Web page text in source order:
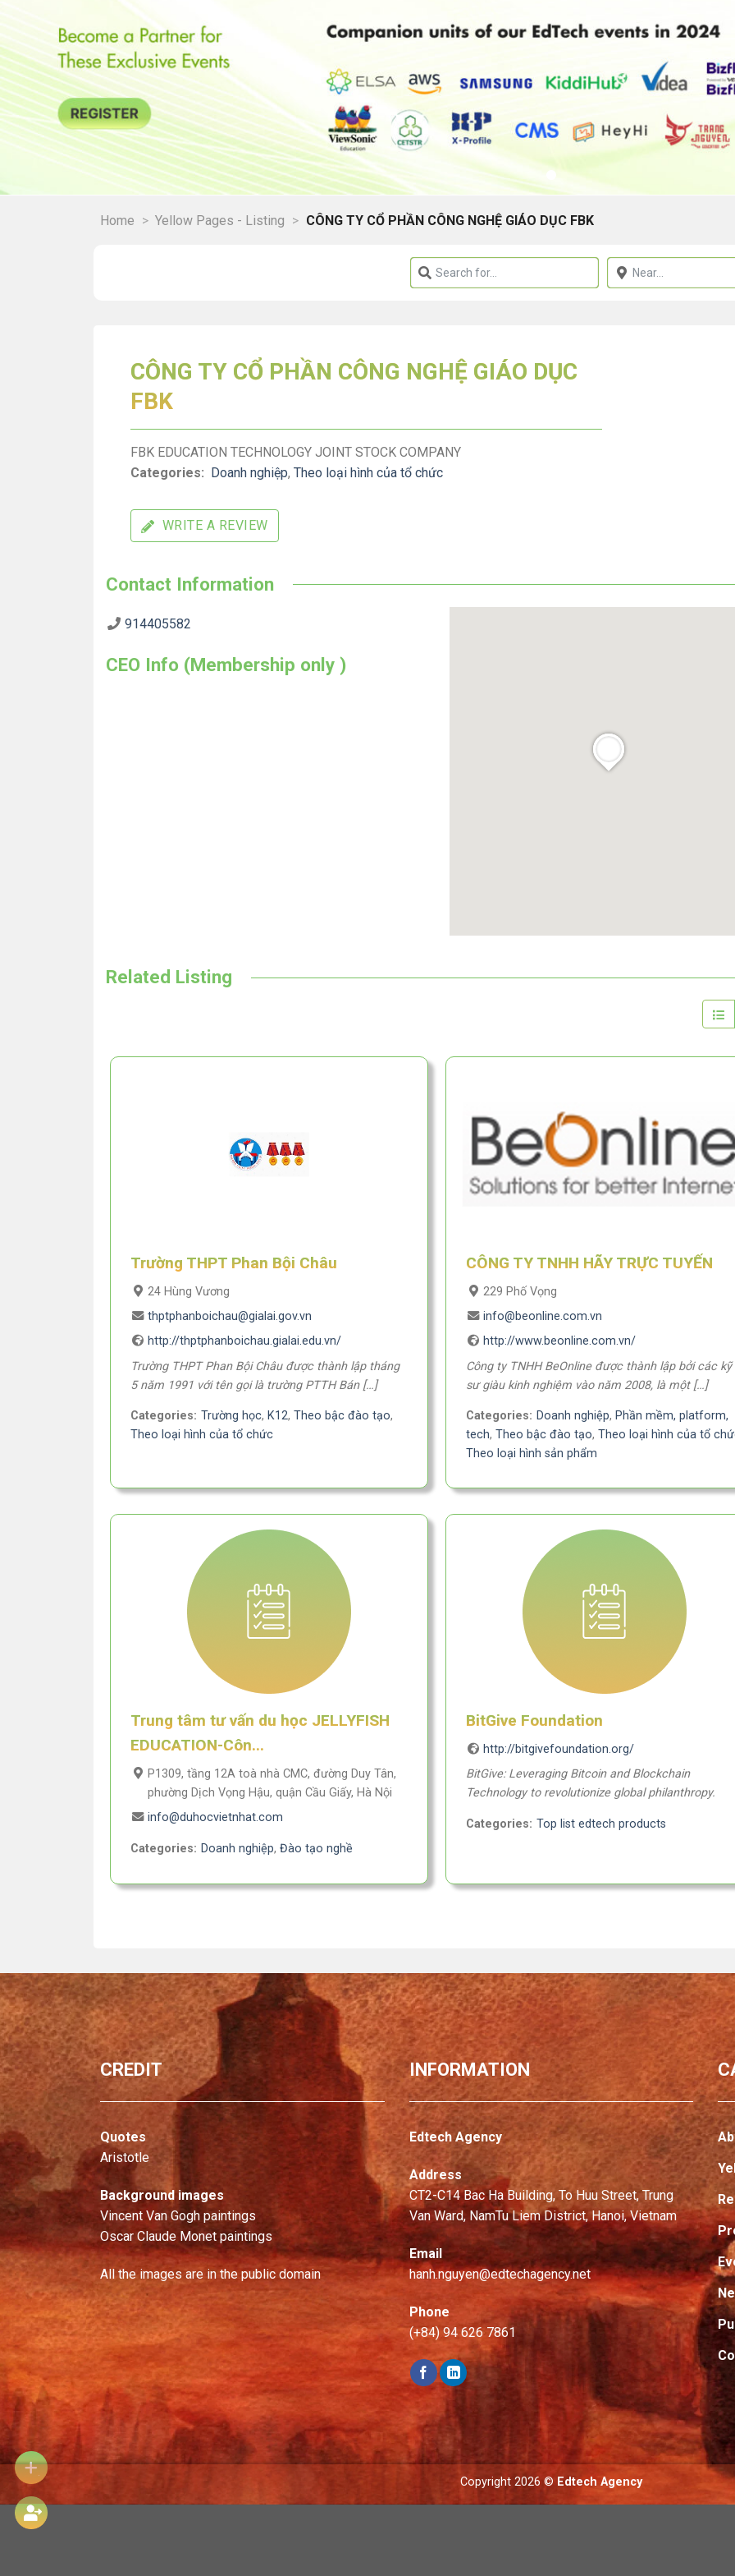
Home > Yellow Pages - Listing > CÔNG TY CỔ PHẦN CÔNG NGHỆ GIÁO DỤC FBK
CÔNG TY CỔ PHẦN CÔNG NGHỆ GIÁO DỤC
FBK
FBK EDUCATION TECHNOLOGY JOINT STOCK COMPANY
Categories: Doanh nghiệp,Theo loại hình của tổ chức
WRITE A REVIEW
Contact Information
914405582
CEO Info (Membership only )
Related Listing
Trường THPT Phan Bội Châu
24 Hùng Vương
thptphanboichau@gialai.gov.vn
http://thptphanboichau.gialai.edu.vn/
Trường THPT Phan Bội Châu được thành lập tháng
5 năm 1991 với tên gọi là trường PTTH Bán […]
Categories: Trường học, K12,Theo bậc đào tạo,
Theo loại hình của tổ chức
CÔNG TY TNHH HÃY TRỰC TUYẾN
229 Phố Vọng
info@beonline.com.vn
http://www.beonline.com.vn/
Công ty TNHH BeOnline được thành lập bởi các kỹ
sư giàu kinh nghiệm vào năm 2008, là một […]
Categories: Doanh nghiệp, Phần mềm, platform,
tech, Theo bậc đào tạo, Theo loại hình của tổ
Theo loại hình sản phẩm
Trung tâm tư vấn du học JELLYFISH
EDUCATION-Côn...
P1309, tầng 12A toà nhà CMC, đường Duy Tân,
phường Dịch Vọng Hậu, quận Cầu Giấy, Hà Nội
info@duhocvietnhat.com
Categories: Doanh nghiệp,Đào tạo nghề
BitGive Foundation
http://bitgivefoundation.org/
BitGive: Leveraging Bitcoin and Blockchain
Technology to revolutionize global philanthropy.
Categories: Top list edtech products
CREDIT
Quotes
Aristotle
Background images
Vincent Van Gogh paintings
Oscar Claude Monet paintings
All the images are in the public domain
INFORMATION
Edtech Agency
Address
CT2-C14 Bac Ha Building, To Huu Street, Trung
Van Ward, NamTu Liem District, Hanoi, Vietnam
Email
hanh.nguyen@edtechagency.net
Phone
(+84) 94 626 7861
Copyright 2026 © Edtech Agency